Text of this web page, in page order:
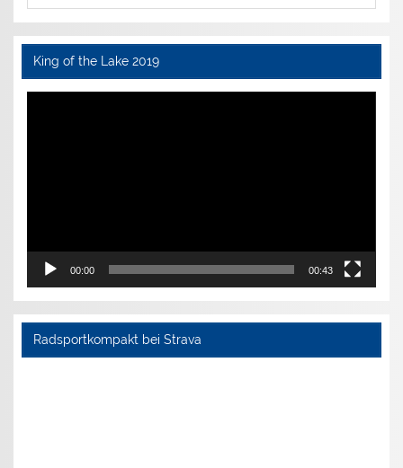
King of the Lake 2019
Video-
00:00 00:43
Radsportkompakt bei Strava